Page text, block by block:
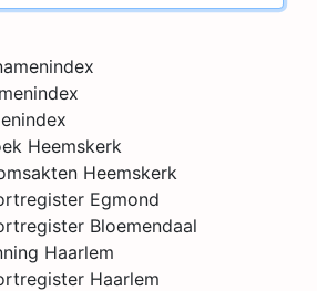
Heemskerk
Heemskerk
Egmond
Bloemendaal
Haarlem
Haarlem